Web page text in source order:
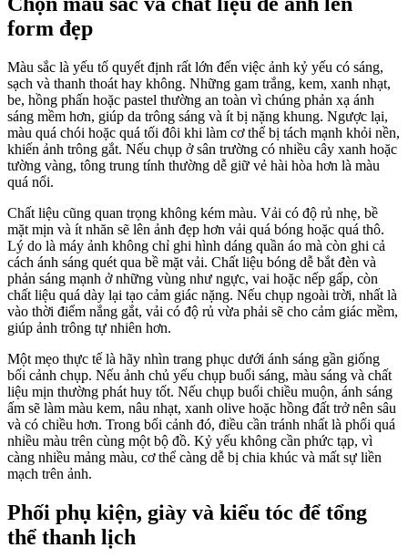
form đẹp
Màu sắc là yếu tố quyết định rất lớn đến việc ảnh kỷ yếu có sáng,
sạch và thanh thoát hay không. Những gam trắng, kem, xanh nhạt,
be, hồng phấn hoặc pastel thường an toàn vì chúng phản xạ ánh
sáng mềm hơn, giúp da trông sáng và ít bị nặng khung. Ngược lại,
màu quá chói hoặc quá tối đôi khi làm cơ thể bị tách mạnh khỏi nền,
khiến ảnh trông gắt. Nếu chụp ở sân trường có nhiều cây xanh hoặc
tường vàng, tông trung tính thường dễ giữ vẻ hài hòa hơn là màu
quá nổi.
Chất liệu cũng quan trọng không kém màu. Vải có độ rủ nhẹ, bề
mặt mịn và ít nhăn sẽ lên ảnh đẹp hơn vải quá bóng hoặc quá thô.
Lý do là máy ảnh không chỉ ghi hình dáng quần áo mà còn ghi cả
cách ánh sáng quét qua bề mặt vải. Chất liệu bóng dễ bắt đèn và
phản sáng mạnh ở những vùng như ngực, vai hoặc nếp gấp, còn
chất liệu quá dày lại tạo cảm giác nặng. Nếu chụp ngoài trời, nhất là
vào thời điểm nắng gắt, vải có độ rủ vừa phải sẽ cho cảm giác mềm,
giúp ảnh trông tự nhiên hơn.
Một mẹo thực tế là hãy nhìn trang phục dưới ánh sáng gần giống
bối cảnh chụp. Nếu ảnh chủ yếu chụp buổi sáng, màu sáng và chất
liệu mịn thường phát huy tốt. Nếu chụp buổi chiều muộn, ánh sáng
ấm sẽ làm màu kem, nâu nhạt, xanh olive hoặc hồng đất trở nên sâu
và có chiều hơn. Trong bối cảnh đó, điều cần tránh nhất là phối quá
nhiều màu trên cùng một bộ đồ. Kỷ yếu không cần phức tạp, vì
càng nhiều mảng màu, cơ thể càng dễ bị chia khúc và mất sự liền
mạch trên ảnh.
Phối phụ kiện, giày và kiểu tóc để tổng
thể thanh lịch